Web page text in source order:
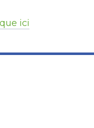
ici